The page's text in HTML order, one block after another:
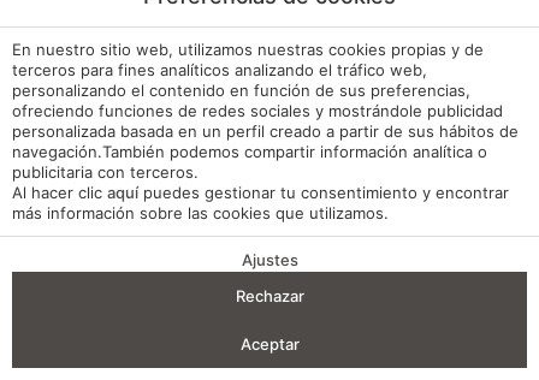
VENTAJAS DE RESERVA
En nuestro sitio web, utilizamos nuestras cookies propias y de
terceros para fines analíticos analizando el tráfico web,
personalizando el contenido en función de sus preferencias,
ofreciendo funciones de redes sociales y mostrándole publicidad
personalizada basada en un perfil creado a partir de sus hábitos de
navegación.También podemos compartir información analítica o
publicitaria con terceros.
Al hacer clic aquípuedes gestionar tu consentimiento y encontrar
más información sobre las cookies que utilizamos.
Ajustes
Rechazar
Aceptar